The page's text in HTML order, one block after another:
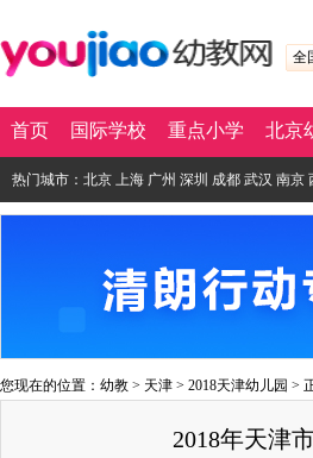
全
首页 国际学校 重点小学 北京
热门城市： 北京 上海 广州 深圳 成都 武汉 南京
您现在的位置： 幼教 > 天津 > 2018天津幼儿园 >
2018年天津